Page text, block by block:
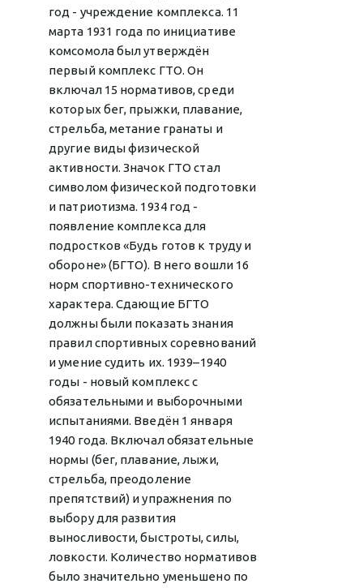
год - учреждение комплекса. 11
марта 1931 года по инициативе
комсомола был утверждён
первый комплекс ГТО. Он
включал 15 нормативов, среди
которых бег, прыжки, плавание,
стрельба, метание гранаты и
другие виды физической
активности. Значок ГТО стал
символом физической подготовки
и патриотизма. 1934 год -
появление комплекса для
подростков «Будь готов к труду и
обороне» (БГТО). В него вошли 16
норм спортивно-технического
характера. Сдающие БГТО
должны были показать знания
правил спортивных соревнований
и умение судить их. 1939–1940
годы - новый комплекс с
обязательными и выборочными
испытаниями. Введён 1 января
1940 года. Включал обязательные
нормы (бег, плавание, лыжи,
стрельба, преодоление
препятствий) и упражнения по
выбору для развития
выносливости, быстроты, силы,
ловкости. Количество нормативов
было значительно уменьшено по